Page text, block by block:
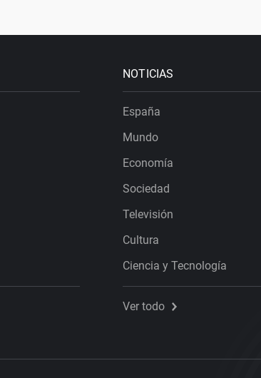
NOTICIAS
España
Mundo
Economía
Sociedad
Televisión
Cultura
Ciencia y Tecnología
Ver todo